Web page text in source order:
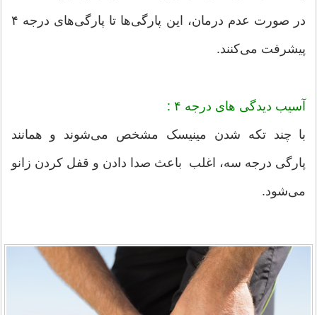
در صورت عدم درمان، این پارگی‌ها تا پارگی‌های درجه ۴
پیشرفت می‌کنند.
آسیب دیدگی های درجه ۴ :
با چند تکه شدن مینیسک مشخص می‌شوند و همانند
پارگی درجه سه، اغلب باعث صدا دادن و قفل کردن زانو
می‌شود.